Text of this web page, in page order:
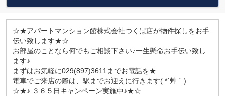
☆★アパートマンション館株式会社つくば店が物件探しをお手
伝い致します★☆
お部屋のことなら何でもご相談下さい♪一生懸命お手伝い致し
ます♪
まずはお気軽に029(897)3611までお電話を★
電車でご来店の際は、駅までお迎えに行きます( *´艸｀)
☆★♪ ３６５日キャンペーン実施中♪★☆